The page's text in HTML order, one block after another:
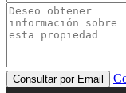
Consultar por Email